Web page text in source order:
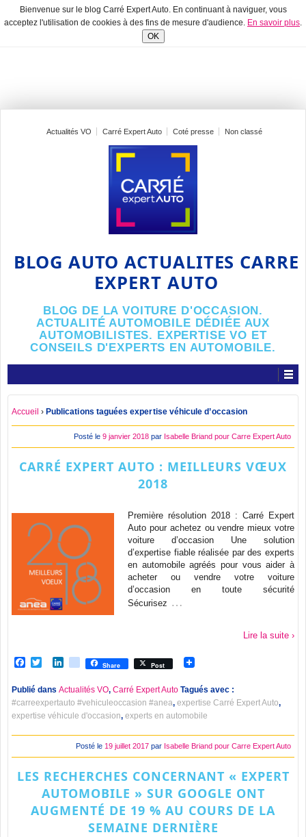
Bienvenue sur le blog Carré Expert Auto. En continuant à naviguer, vous
acceptez l'utilisation de cookies à des fins de mesure d'audience. En savoir plus.
OK
Actualités VO Carré Expert Auto Coté presse Non classé
BLOG AUTO ACTUALITES CARRE
EXPERT AUTO
BLOG DE LA VOITURE D'OCCASION.
ACTUALITÉ AUTOMOBILE DÉDIÉE AUX
AUTOMOBILISTES. EXPERTISE VO ET
CONSEILS D'EXPERTS EN AUTOMOBILE.
Accueil › Publications taguées expertise véhicule d’occasion
Posté le 9 janvier 2018 par Isabelle Briand pour Carre Expert Auto
CARRÉ EXPERT AUTO : MEILLEURS VŒUX
2018
Première résolution 2018 : Carré Expert
Auto pour achetez ou vendre mieux votre
voiture d’occasion Une solution
d’expertise fiable réalisée par des experts
en automobile agréés pour vous aider à
acheter ou vendre votre voiture
d’occasion en toute sécurité
Sécurisez …
Lire la suite ›
Facebook
TwitterLinkedIn
viadeoShare Post
Publié dans Actualités VO, Carré Expert Auto Tagués avec :
#carreexpertauto #vehiculeoccasion #anea, expertise Carré Expert Auto,
expertise véhicule d'occasion, experts en automobile
Posté le 19 juillet 2017 par Isabelle Briand pour Carre Expert Auto
LES RECHERCHES CONCERNANT « EXPERT
AUTOMOBILE » SUR GOOGLE ONT
AUGMENTÉ DE 19 % AU COURS DE LA
SEMAINE DERNIÈRE